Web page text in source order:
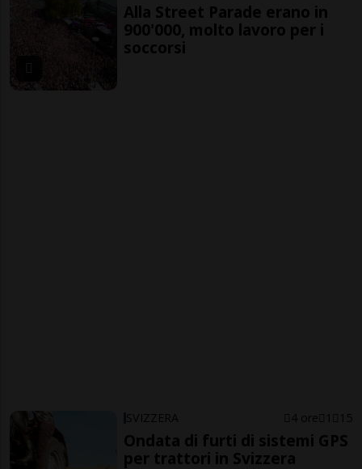
Alla Street Parade erano in
900'000, molto lavoro per i
soccorsi
SVIZZERA 4 ore 1 15
Ondata di furti di sistemi GPS
per trattori in Svizzera